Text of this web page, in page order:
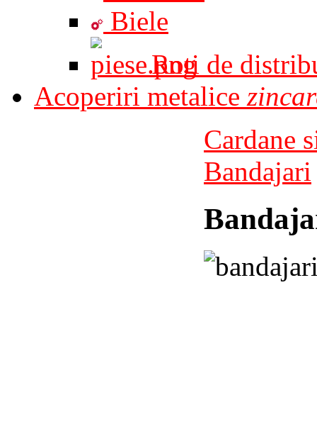
Biele
Roti de
Acoperiri metalice
Cardane
Bandajari